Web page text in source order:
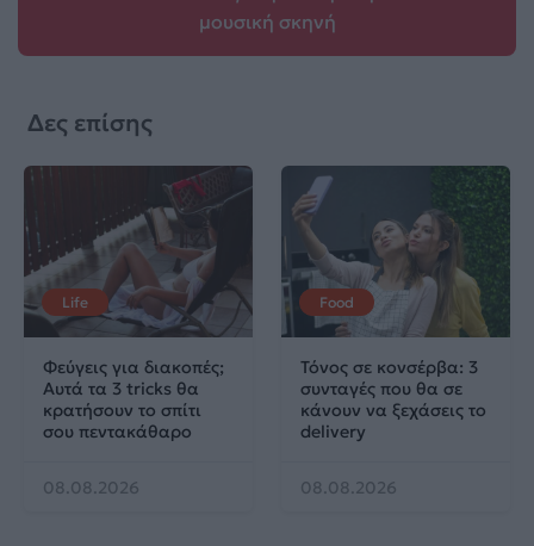
μουσική σκηνή
Δες επίσης
Life
Φεύγεις για διακοπές;
Αυτά τα 3 tricks θα
κρατήσουν το σπίτι
σου πεντακάθαρο
08.08.2026
Food
Τόνος σε κονσέρβα: 3
συνταγές που θα σε
κάνουν να ξεχάσεις το
delivery
08.08.2026